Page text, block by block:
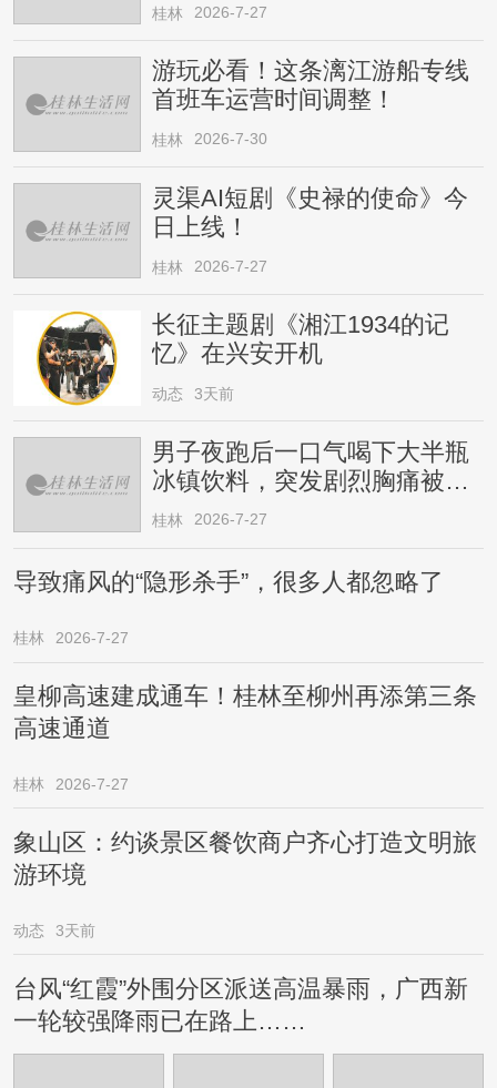
桂林 2026-7-27
游玩必看！这条漓江游船专线
首班车运营时间调整！
桂林 2026-7-30
灵渠AI短剧《史禄的使命》今
日上线！
桂林 2026-7-27
长征主题剧《湘江1934的记
忆》在兴安开机
动态 3天前
男子夜跑后一口气喝下大半瓶
冰镇饮料，突发剧烈胸痛被送
医！医生提醒→
桂林 2026-7-27
导致痛风的“隐形杀手”，很多人都忽略了
桂林 2026-7-27
皇柳高速建成通车！桂林至柳州再添第三条
高速通道
桂林 2026-7-27
象山区：约谈景区餐饮商户齐心打造文明旅
游环境
动态 3天前
台风“红霞”外围分区派送高温暴雨，广西新
一轮较强降雨已在路上……